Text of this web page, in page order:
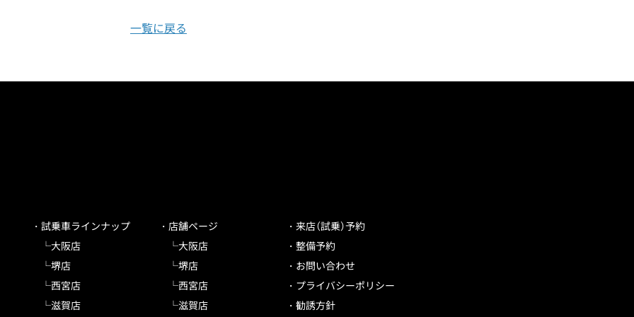
一覧に戻る
試乗車ラインナップ
大阪店
堺店
西宮店
滋賀店
店舗ページ
大阪店
堺店
西宮店
滋賀店
来店（試乗）予約
整備予約
お問い合わせ
プライバシーポリシー
勧誘方針